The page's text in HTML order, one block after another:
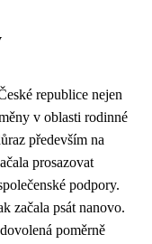
republice nejen
v oblasti rodinné
především na
prosazovat
podpory.
začala psát nanovo.
poměrně